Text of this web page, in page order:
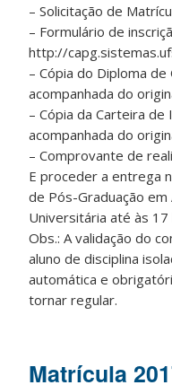
– Solicitação de
– Formulário de
http://
– Cópia do Diploma
acompanhada do
– Cópia da Carteira
acompanhada do
– Comprovante de
E proceder a entrega
de Pós-Graduação em
Universitária até às
Obs.: A validação do
aluno de disciplina
automática e
tornar regular.
Matrícula